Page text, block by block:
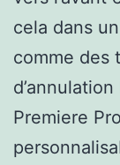
cela dans
comme des
Premiere